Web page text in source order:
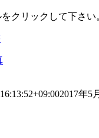
クリックして下さい
2017年5